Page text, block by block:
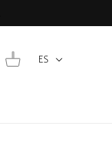
Idioma
ES
Carrito